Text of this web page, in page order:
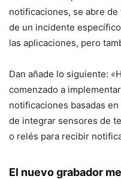
notificaciones, se abre
de un incidente
las aplicaciones, pero
Dan añade lo siguiente:
comenzado a
notificaciones basadas
de integrar sensores de
o relés para recibir
El nuevo grabador